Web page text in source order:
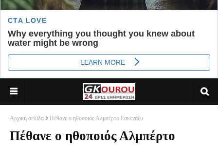
Αρχική σελίδα Πέθανε ο ηθοποιός Αλμπέρτο Εσκενάζυ
Πέθανε ο ηθοποιός Αλμπέρτο